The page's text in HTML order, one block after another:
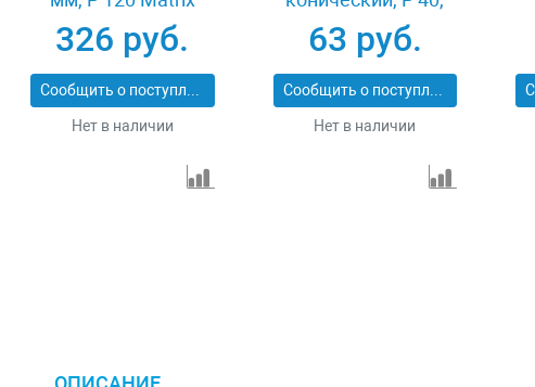
74146
326 руб.
Сообщить о поступлении
Нет в наличии
125 х 22.2 мм
Сибртех 74083
63 руб.
Сообщить о поступлении
Нет в наличии